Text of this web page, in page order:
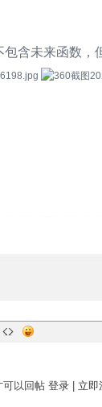
含未来函数，
可以回帖 登录| 立即